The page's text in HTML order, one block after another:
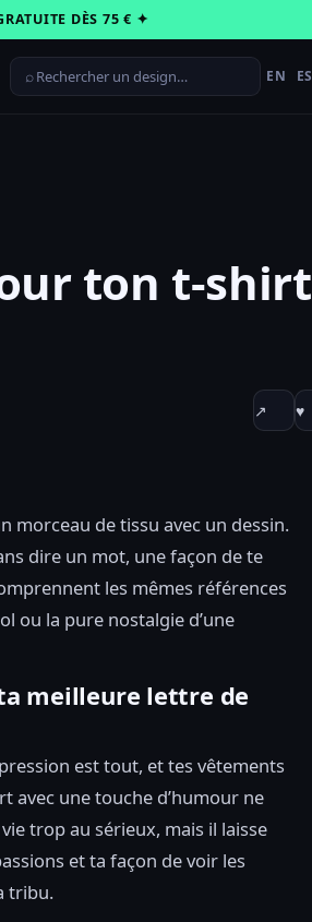
DÈS 75 € ✦
⌕ EN ES
ton t-shirt
↗ ♥
morceau de tissu avec un dessin.
dire un mot, une façon de te
les mêmes références
ou la pure nostalgie d’une
meilleure lettre de
est tout, et tes vêtements
avec une touche d’humour ne
trop au sérieux, mais il laisse
et ta façon de voir les
tribu.